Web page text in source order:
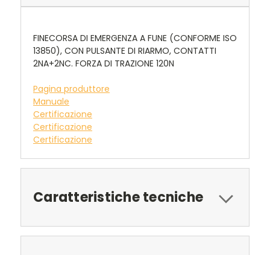
FINECORSA DI EMERGENZA A FUNE (CONFORME ISO
13850), CON PULSANTE DI RIARMO, CONTATTI
2NA+2NC. FORZA DI TRAZIONE 120N
Pagina produttore
Manuale
Certificazione
Certificazione
Certificazione
Caratteristiche tecniche